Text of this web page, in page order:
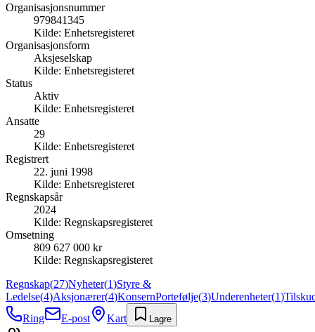
Organisasjonsnummer
979841345
Kilde: Enhetsregisteret
Organisasjonsform
Aksjeselskap
Kilde: Enhetsregisteret
Status
Aktiv
Kilde: Enhetsregisteret
Ansatte
29
Kilde: Enhetsregisteret
Registrert
22. juni 1998
Kilde: Enhetsregisteret
Regnskapsår
2024
Kilde: Regnskapsregisteret
Omsetning
809 627 000 kr
Kilde: Regnskapsregisteret
Regnskap(27)Nyheter(1)Styre &
Ledelse(4)Aksjonærer(4)KonsernPortefølje(3)Underenheter(1)
Ring
E-post Kart Lagre